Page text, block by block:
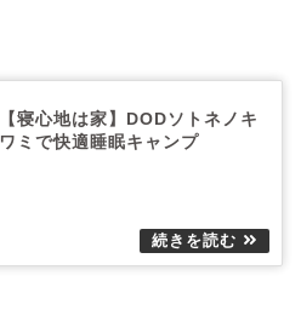
【寝心地は家】DODソトネノキ
ワミで快適睡眠キャンプ